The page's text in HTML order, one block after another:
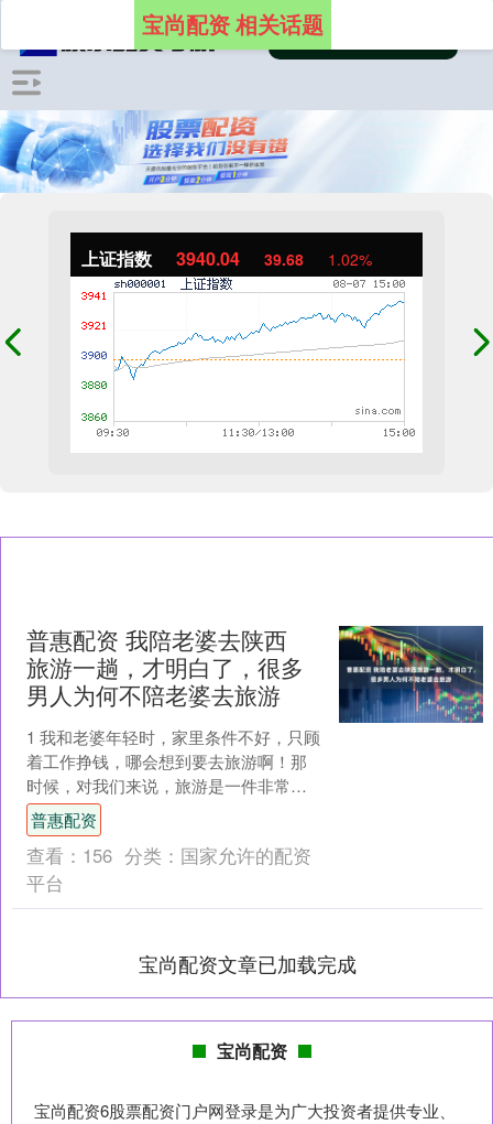
上证指数 3940.04 39.68 1.02%
宝尚配资 相关话题
普惠配资 我陪老婆去陕西
旅游一趟，才明白了，很多
男人为何不陪老婆去旅游
1 我和老婆年轻时，家里条件不好，只顾
着工作挣钱，哪会想到要去旅游啊！那
时候，对我们来说，旅游是一件非常奢
侈的事情。 后来，家里经济条件好转
了，可又没有时间了。....
普惠配资
查看： 156 分类： 国家允许的配资
平台
宝尚配资文章已加载完成
宝尚配资
宝尚配资6股票配资门户网登录是为广大投资者提供专业、